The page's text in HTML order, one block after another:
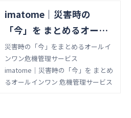
imatome｜災害時の
「今」を まとめるオール
インワン 危機管理サービ
ス
災害時の「今」をまとめるオールイ
ンワン危機管理サービス
imatome｜災害時の「今」を まとめ
るオールインワン 危機管理サービス